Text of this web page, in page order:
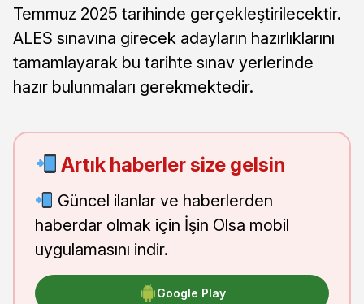
Temmuz 2025 tarihinde gerçekleştirilecektir.
ALES sınavına girecek adayların hazırlıklarını
tamamlayarak bu tarihte sınav yerlerinde
hazır bulunmaları gerekmektedir.
Artık haberler size gelsin
Güncel ilanlar ve haberlerden
haberdar olmak için İşin Olsa mobil
uygulamasını indir.
Google Play